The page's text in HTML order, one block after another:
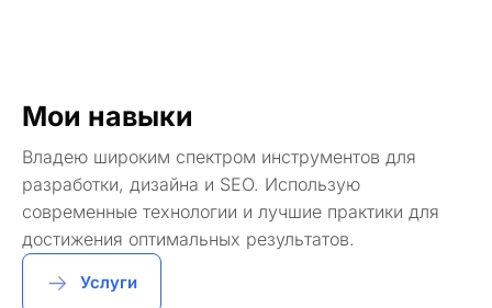
Мои навыки
Владею широким спектром инструментов для
разработки, дизайна и SEO. Использую
современные технологии и лучшие практики для
достижения оптимальных результатов.
Услуги